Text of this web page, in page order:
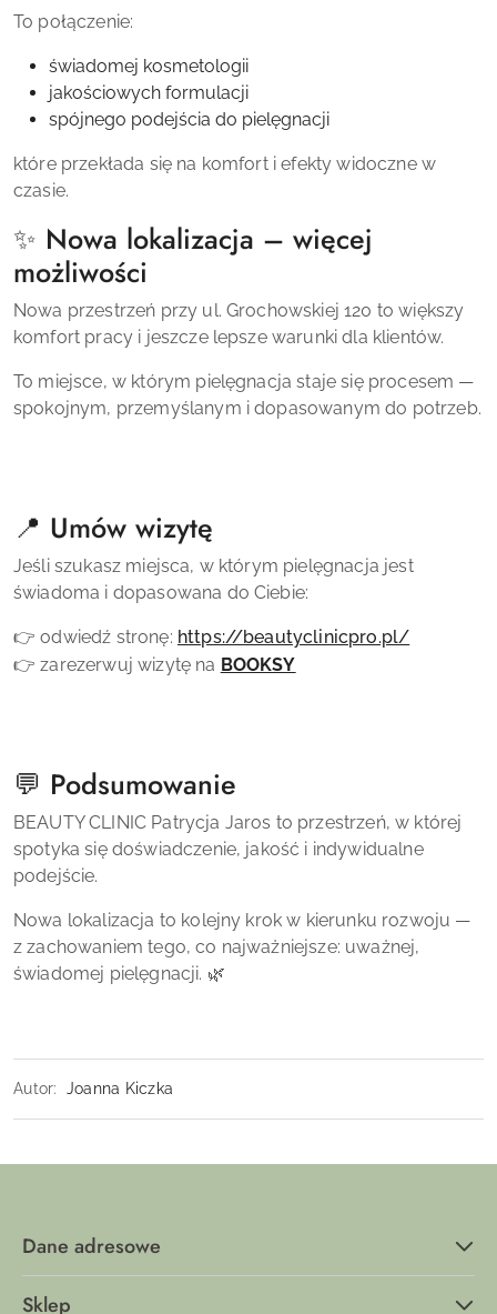
To połączenie:
świadomej kosmetologii
jakościowych formulacji
spójnego podejścia do pielęgnacji
które przekłada się na komfort i efekty widoczne w
czasie.
✨ Nowa lokalizacja – więcej
możliwości
Nowa przestrzeń przy ul. Grochowskiej 120 to większy
komfort pracy i jeszcze lepsze warunki dla klientów.
To miejsce, w którym pielęgnacja staje się procesem —
spokojnym, przemyślanym i dopasowanym do potrzeb.
📍 Umów wizytę
Jeśli szukasz miejsca, w którym pielęgnacja jest
świadoma i dopasowana do Ciebie:
👉 odwiedź stronę: https://beautyclinicpro.pl/
👉 zarezerwuj wizytę na BOOKSY
💬 Podsumowanie
BEAUTY CLINIC Patrycja Jaros to przestrzeń, w której
spotyka się doświadczenie, jakość i indywidualne
podejście.
Nowa lokalizacja to kolejny krok w kierunku rozwoju —
z zachowaniem tego, co najważniejsze: uważnej,
świadomej pielęgnacji. 🌿
Autor: Joanna Kiczka
Dane adresowe
Sklep